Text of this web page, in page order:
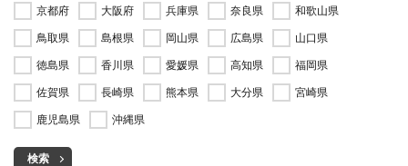
京都府
大阪府 兵庫県 奈良県
和歌山県
鳥取県
島根県 岡山県 広島県
山口県
徳島県
香川県 愛媛県 高知県
福岡県
佐賀県
長崎県 熊本県 大分県
宮崎県
鹿児島県
沖縄県
検索